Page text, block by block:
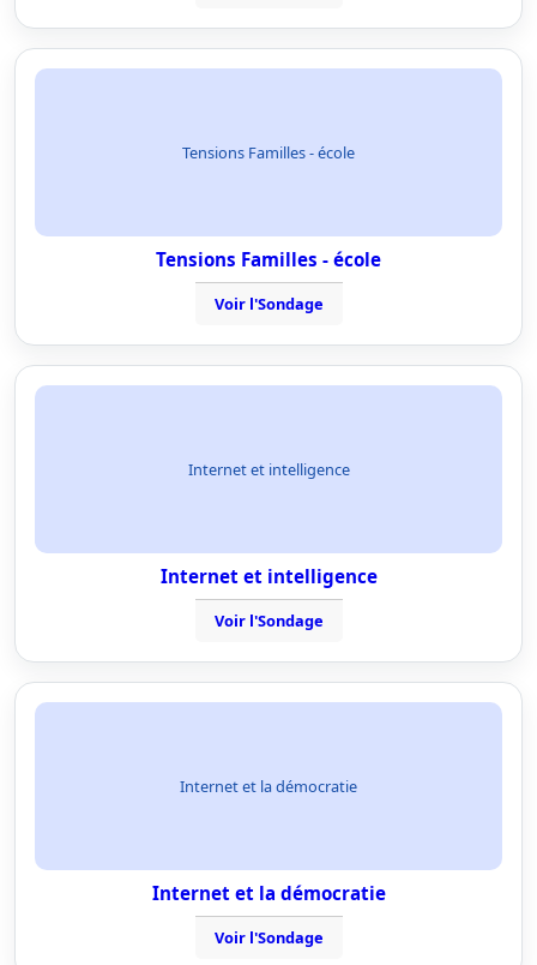
Tensions Familles - école
Tensions Familles - école
Voir l'Sondage
Internet et intelligence
Internet et intelligence
Voir l'Sondage
Internet et la démocratie
Internet et la démocratie
Voir l'Sondage